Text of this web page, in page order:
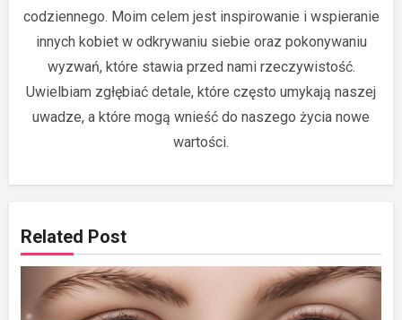
codziennego. Moim celem jest inspirowanie i wspieranie
innych kobiet w odkrywaniu siebie oraz pokonywaniu
wyzwań, które stawia przed nami rzeczywistość.
Uwielbiam zgłębiać detale, które często umykają naszej
uwadze, a które mogą wnieść do naszego życia nowe
wartości.
Related Post